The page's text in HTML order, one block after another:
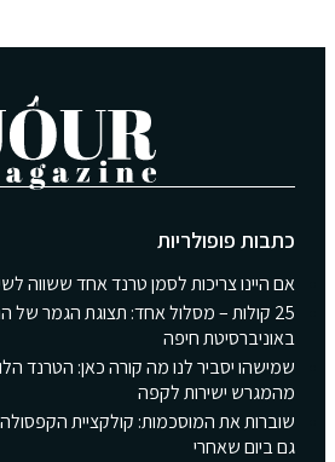
כתבות פופולריות
אם היינו צריכות לסמן טרנד אחד ששווה לשים
25 קולות – מסלול אחד: תצוגת הגמר של
באוניברסיטת חיפה
שמישהו יסביר לנו מה קורה כאן: הטרנד
מהמגרש ישירות לקפה
שוברות את המוסכמות: קולקציית הקפסולה
גם ביום שאחרי